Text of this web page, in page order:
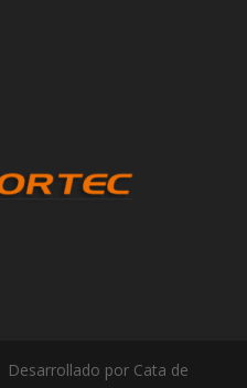
por Cata de